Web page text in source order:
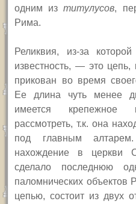
одним изтитулусов,
Рима.
Реликвия, из-за
известность, — это
прикован во время
Ее длина чуть менее
имеется
рассмотреть, т.к. она
под главным
нахождение в церкви
сделало последнюю
паломнических объектов
цепью, состоит из двух